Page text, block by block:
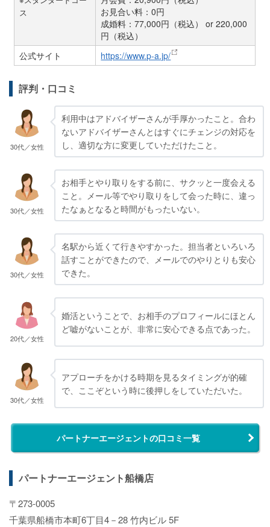
ス
お見合い料：0円
成婚料：77,000円（税込） or 220,000
円（税込）
公式サイト
https://www.p-a.jp/
評判・口コミ
30代／女性
利用中はアドバイザーさんが手厚かったこと。合わ
ないアドバイザーさんとはすぐにチェンジの対応を
し、適切な方に変更していただけたこと。
30代／女性
お相手とやり取りをする前に、サクッと一度会える
こと。メール等でやり取りをして会った時に、違っ
たなぁとなると時間がもったいない。
30代／女性
名駅から近くて行きやすかった。担当者といろいろ
話すことができたので、メールでのやりとりも安心
できた。
20代／女性
婚活ということで、お相手のプロフィールにほとん
ど嘘がないことが、非常に安心できる点であった。
30代／女性
アプローチをかける時期を見るタイミングが的確
で、ここぞという時に後押しをしていただいた。
パートナーエージェントの口コミ一覧
パートナーエージェント船橋店
〒273-0005
千葉県船橋市本町6丁目4－28 竹内ビル 5F